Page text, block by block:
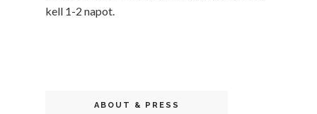
kell 1-2 napot.
ABOUT & PRESS